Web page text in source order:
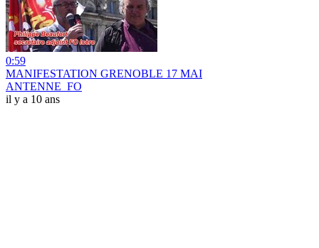
0:59
MANIFESTATION GRENOBLE 17 MAI
ANTENNE_FO
il y a 10 ans